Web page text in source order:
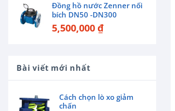
Đồng hồ nước Zenner nối
bích DN50 -DN300
5,500,000 ₫
Bài viết mới nhất
Cách chọn lò xo giảm
chấn